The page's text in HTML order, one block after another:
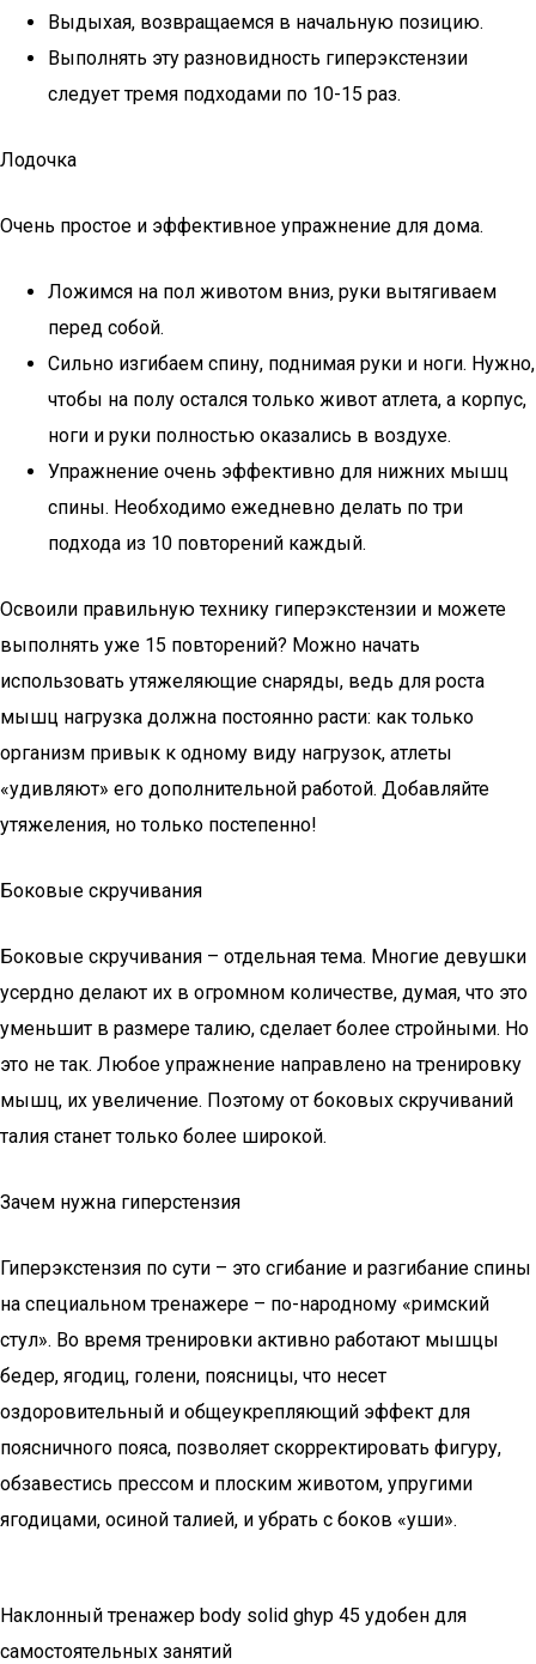
Выдыхая, возвращаемся в начальную позицию.
Выполнять эту разновидность гиперэкстензии
следует тремя подходами по 10-15 раз.
Лодочка
Очень простое и эффективное упражнение для дома.
Ложимся на пол животом вниз, руки вытягиваем
перед собой.
Сильно изгибаем спину, поднимая руки и ноги. Нужно,
чтобы на полу остался только живот атлета, а корпус,
ноги и руки полностью оказались в воздухе.
Упражнение очень эффективно для нижних мышц
спины. Необходимо ежедневно делать по три
подхода из 10 повторений каждый.
Освоили правильную технику гиперэкстензии и можете
выполнять уже 15 повторений? Можно начать
использовать утяжеляющие снаряды, ведь для роста
мышц нагрузка должна постоянно расти: как только
организм привык к одному виду нагрузок, атлеты
«удивляют» его дополнительной работой. Добавляйте
утяжеления, но только постепенно!
Боковые скручивания
Боковые скручивания – отдельная тема. Многие девушки
усердно делают их в огромном количестве, думая, что это
уменьшит в размере талию, сделает более стройными. Но
это не так. Любое упражнение направлено на тренировку
мышц, их увеличение. Поэтому от боковых скручиваний
талия станет только более широкой.
Зачем нужна гиперстензия
Гиперэкстензия по сути – это сгибание и разгибание спины
на специальном тренажере – по-народному «римский
стул». Во время тренировки активно работают мышцы
бедер, ягодиц, голени, поясницы, что несет
оздоровительный и общеукрепляющий эффект для
поясничного пояса, позволяет скорректировать фигуру,
обзавестись прессом и плоским животом, упругими
ягодицами, осиной талией, и убрать с боков «уши».
Наклонный тренажер body solid ghyp 45 удобен для
самостоятельных занятий